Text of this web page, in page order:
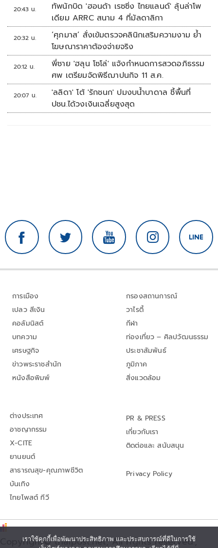
20:43 น.
ทัพนักบิด 'ฮอนด้า เรซซิ่ง ไทยแลนด์' ลุ้นล่าโพ
เดียม ARRC สนาม 4 ที่มัลดาลิกา
20:32 น.
‘ศุภมาส’ สั่งเข้มตรวจคลินิกเสริมความงาม ย้ำ
โฆษณาราคาต้องจ่ายจริง
20:12 น.
พี่ชาย 'ฮลุน โซโล่' แจ้งกำหนดการสวดอภิธรรม
ศพ เตรียมจัดพิธีฌาปนกิจ 11 ส.ค.
20:07 น.
'ลลิดา' โต้ 'รักชนก' ปมงบน้ำบาดาล ชี้พื้นที่
ปชน.ได้วงเงินเฉลี่ยสูงสุด
การเมือง
เปลว สีเงิน
คอลัมนิสต์
บทความ
เศรษฐกิจ
ข่าวพระราชสำนัก
หนังสือพิมพ์
กรองสถานการณ์
วาไรตี้
กีฬา
ท่องเที่ยว – ศิลปวัฒนธรรม
ประชาสัมพันธ์
ภูมิภาค
สิ่งแวดล้อม
ต่างประเทศ
อาชญากรรม
X-CITE
ยานยนต์
สาธารณสุข-คุณภาพชีวิต
บันเทิง
ไทยโพสต์ ทีวี
PR & PRESS
เกี่ยวกับเรา
ติดต่อและ สนับสนุน
Privacy Policy
Copyright© thaipost.net, All rights reserved.,
เราใช้คุกกี้เพื่อพัฒนาประสิทธิภาพ และประสบการณ์ที่ดีในการใช้